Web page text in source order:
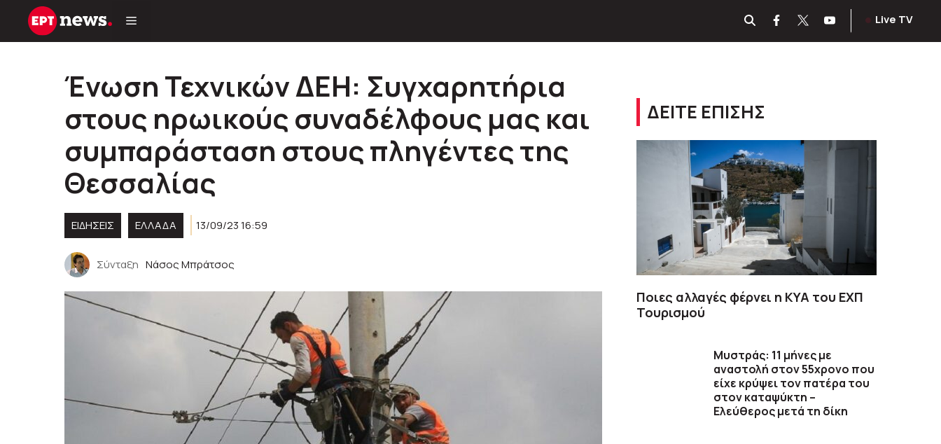
Μετάβαση
Live TV
Ένωση Τεχνικώv ΔΕΗ: Συγχαρητήρια
στους ηρωικούς συναδέλφους μας και
συμπαράσταση στους πληγέντες της
Θεσσαλίας
ΕΙΔΗΣΕΙΣ ΕΛΛΑΔΑ 13/09/23 16:59
Σύνταξη Νάσος Μπράτσος
ΔΕΙΤΕ ΕΠΙΣΗΣ
Ποιες αλλαγές φέρνει η ΚΥΑ του ΕΧΠ
Τουρισμού
Μυστράς: 11 μήνες με
αναστολή στον 55χρονο που
είχε κρύψει τον πατέρα του
στον καταψύκτη –
Ελεύθερος μετά τη δίκη